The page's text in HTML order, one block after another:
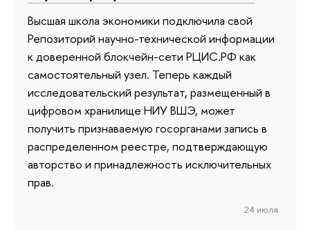
Высшая школа экономики подключила свой
Репозиторий научно-технической информации
к доверенной блокчейн-сети РЦИС.РФ как
самостоятельный узел. Теперь каждый
исследовательский результат, размещенный в
цифровом хранилище НИУ ВШЭ, может
получить признаваемую госорганами запись в
распределенном реестре, подтверждающую
авторство и принадлежность исключительных
прав.
24 июля